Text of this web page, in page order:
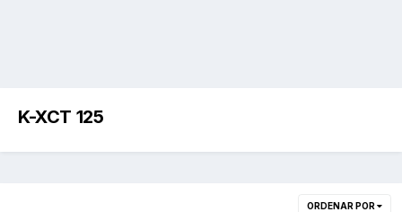
K-XCT 125
ORDENAR POR